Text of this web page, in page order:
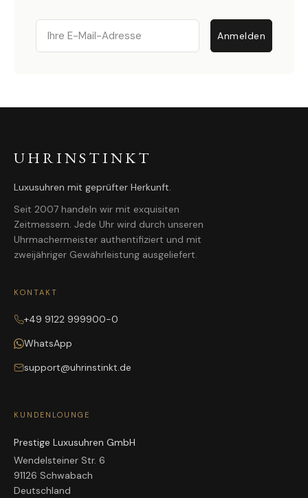
Email
Anmelden
UHRINSTINKT
Luxusuhren mit geprüfter Herkunft.
Seit 2007 handeln wir mit exquisiten
Zeitmessern. Jede Uhr wird durch unseren
Uhrmachermeister authentifiziert und mit
zweijähriger Gewährleistung ausgeliefert.
KONTAKT
+49 9122 999900-0
WhatsApp
support@uhrinstinkt.de
KUNDENLOUNGE
Prestige Luxusuhren GmbH
Wendelsteiner Str. 6
91126 Schwabach
Deutschland